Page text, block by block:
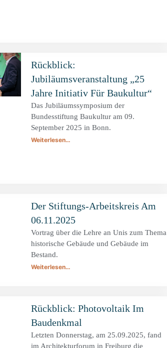
Rückblick:
Jubiläumsveranstaltung „25
Jahre Initiativ Für Baukultur“
Das Jubiläumssymposium der
Bundesstiftung Baukultur am 09.
September 2025 in Bonn.
Weiterlesen…
Der Stiftungs-Arbeitskreis Am
06.11.2025
Vortrag über die Lehre an Unis zum Thema
historische Gebäude und Gebäude im
Bestand.
Weiterlesen…
Rückblick: Photovoltaik Im
Baudenkmal
Letzten Donnerstag, am 25.09.2025, fand
im Architekturforum in Freiburg die